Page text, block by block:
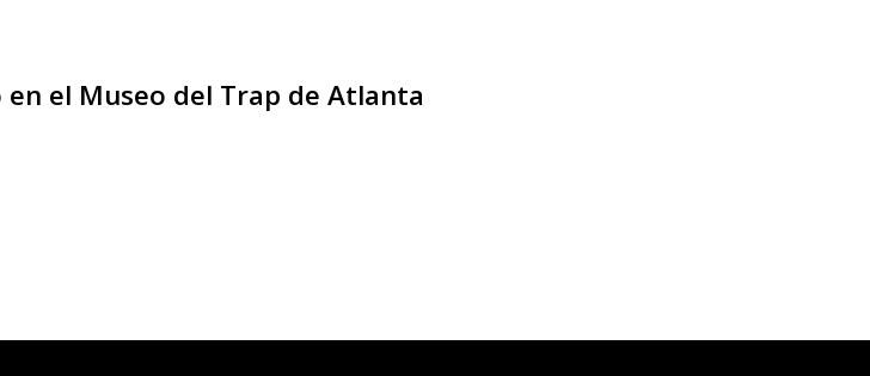
el Museo del Trap de Atlanta